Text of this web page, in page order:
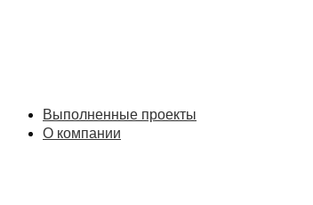
Выполненные проекты
О компании